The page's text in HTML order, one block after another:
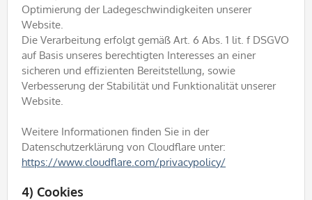
Optimierung der Ladegeschwindigkeiten unserer
Website.
Die Verarbeitung erfolgt gemäß Art. 6 Abs. 1 lit. f DSGVO
auf Basis unseres berechtigten Interesses an einer
sicheren und effizienten Bereitstellung, sowie
Verbesserung der Stabilität und Funktionalität unserer
Website.
Weitere Informationen finden Sie in der
Datenschutzerklärung von Cloudflare unter:
https://www.cloudflare.com/privacypolicy/
4) Cookies